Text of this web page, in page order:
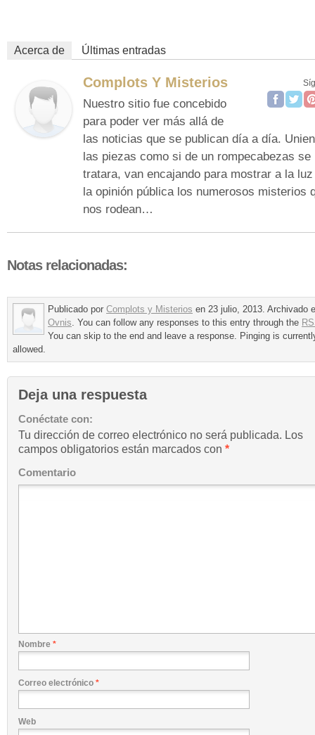
Acerca de Últimas entradas
Complots Y Misterios
Nuestro sitio fue concebido
para poder ver más allá de
las noticias que se publican día a día.
las piezas como si de un rompecabezas se
tratara, van encajando para mostrar a la luz
la opinión pública los numerosos misterios
nos rodean…
Notas relacionadas:
Publicado por Complots y Misterios en 23 julio, 2013. Archivado
Ovnis . You can follow any responses to this entry through the
You can skip to the end and leave a response. Pinging is
allowed.
Deja una respuesta
Conéctate con:
Tu dirección de correo electrónico no será publicada. Los
campos obligatorios están marcados con *
Comentario
Nombre *
Correo electrónico *
Web